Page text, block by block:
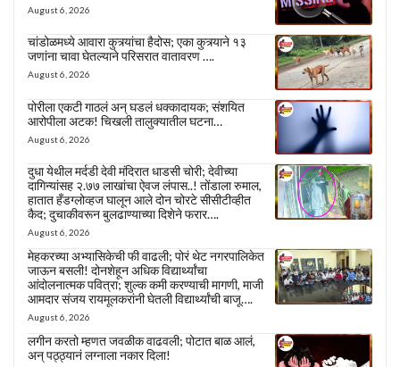
August 6, 2026
चांडोळमध्ये आवारा कुत्र्यांचा हैदोस; एका कुत्र्याने १३
जणांना चावा घेतल्याने परिसरात वातावरण ….
August 6, 2026
पोरीला एकटी गाठलं अन् घडलं धक्कादायक; संशयित
आरोपीला अटक! चिखली तालुक्यातील घटना…
August 6, 2026
दुधा येथील मर्दडी देवी मंदिरात धाडसी चोरी; देवीच्या
दागिन्यांसह २.७७ लाखांचा ऐवज लंपास..! तोंडाला रुमाल,
हातात हँडग्लोव्हज घालून आले दोन चोरटे सीसीटीव्हीत
कैद; दुचाकीवरून बुलढाण्याच्या दिशेने फरार….
August 6, 2026
मेहकरच्या अभ्यासिकेची फी वाढली; पोरं थेट नगरपालिकेत
जाऊन बसली! दोनशेहून अधिक विद्यार्थ्यांचा
आंदोलनात्मक पवित्रा; शुल्क कमी करण्याची मागणी, माजी
आमदार संजय रायमूलकरांनी घेतली विद्यार्थ्यांची बाजू….
August 6, 2026
लगीन करतो म्हणत जवळीक वाढवली; पोटात बाळ आलं,
अन् पठ्ठ्यानं लग्नाला नकार दिला!